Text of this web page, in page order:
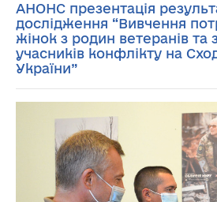
АНОНС презентація
дослідження “Вивчення
жінок з родин ветеранів та
учасників конфлікту на
України”